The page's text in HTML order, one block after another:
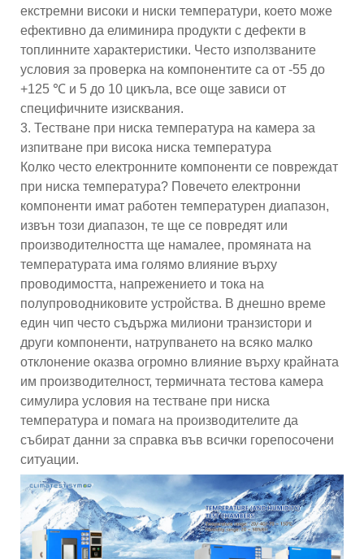
екстремни високи и ниски температури, което може
ефективно да елиминира продукти с дефекти в
топлинните характеристики. Често използваните
условия за проверка на компонентите са от -55 до
+125 ℃ и 5 до 10 цикъла, все още зависи от
специфичните изисквания.
3. Тестване при ниска температура на камера за
изпитване при висока ниска температура
Колко често електронните компоненти се повреждат
при ниска температура? Повечето електронни
компоненти имат работен температурен диапазон,
извън този диапазон, те ще се повредят или
производителността ще намалее, промяната на
температурата има голямо влияние върху
проводимостта, напрежението и тока на
полупроводниковите устройства. В днешно време
един чип често съдържа милиони транзистори и
други компоненти, натрупването на всяко малко
отклонение оказва огромно влияние върху крайната
им производителност, термичната тестова камера
симулира условия на тестване при ниска
температура и помага на производителите да
събират данни за справка във всички горепосочени
ситуации.